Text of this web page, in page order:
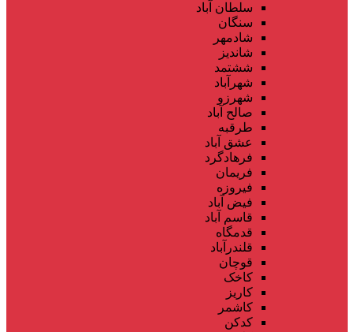
سلطان آباد
سنگان
شادمهر
شاندیز
ششتمد
شهرآباد
شهرزو
صالح آباد
طرقبه
عشق آباد
فرهادگرد
فریمان
فیروزه
فیض آباد
قاسم آباد
قدمگاه
قلندرآباد
قوچان
کاخک
کاریز
کاشمر
کدکن